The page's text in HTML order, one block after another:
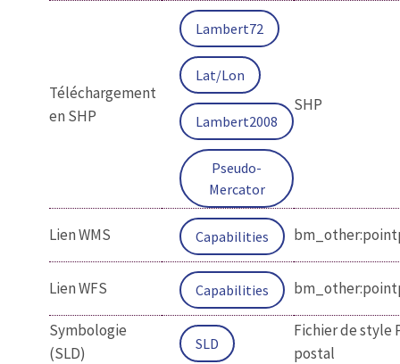
Téléchargement
en SHP
Lambert72
Lat/Lon
Lambert2008
Pseudo-
Mercator
SHP
Lien WMS Capabilities
Lien WFS Capabilities
Symbologie
(SLD)
SLD
Fichier de style
postal